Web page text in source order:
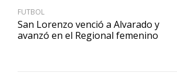
FUTBOL
San Lorenzo venció a Alvarado y
avanzó en el Regional femenino